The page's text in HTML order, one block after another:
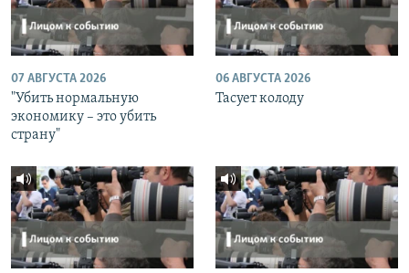
07 АВГУСТА 2026
"Убить нормальную
экономику – это убить
страну"
06 АВГУСТА 2026
Тасует колоду